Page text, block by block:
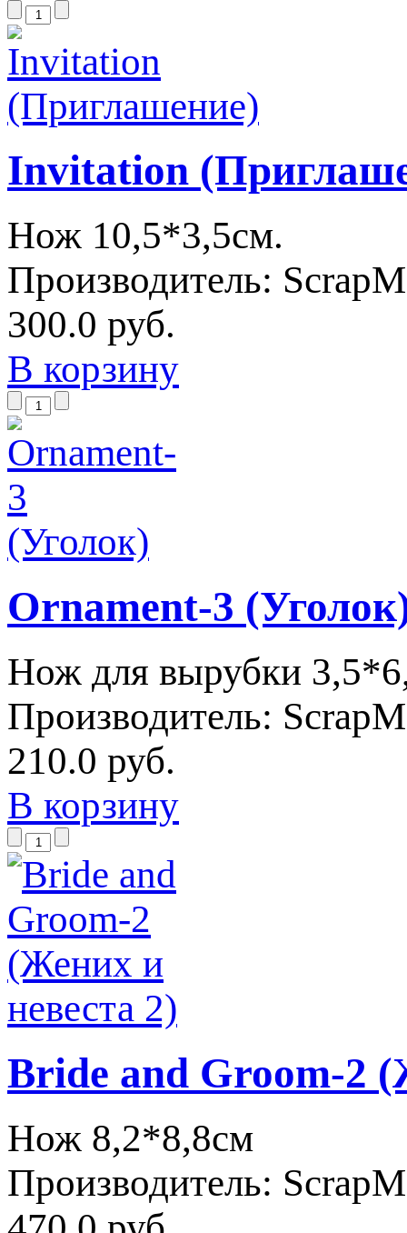
Invitation
Нож 10,5*3,5см.
Производитель:
300.0 руб.
В корзину
Ornament-3
Нож для вырубки
Производитель:
210.0 руб.
В корзину
Bride and Groom-2
Нож 8,2*8,8см
Производитель: